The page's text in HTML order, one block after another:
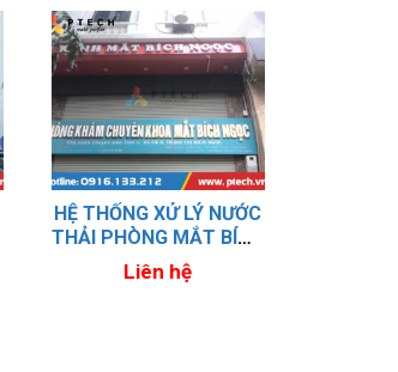
HỆ THỐNG XỬ LÝ NƯỚC
THẢI PHÒNG MẮT BÍCH
NGỌC
Liên hệ